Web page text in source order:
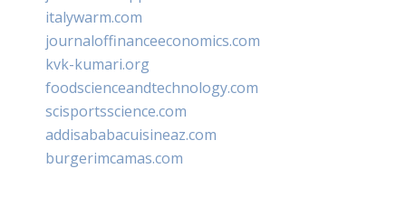
italywarm.com
journaloffinanceeconomics.com
kvk-kumari.org
foodscienceandtechnology.com
scisportsscience.com
addisababacuisineaz.com
burgerimcamas.com